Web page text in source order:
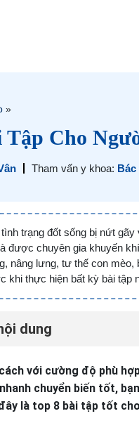
»
Tập Cho
Tham vấn y khoa:
trạng đốt sống bị nứt
được chuyên gia khuyến
nâng lưng, tư thế con
khi thực hiện bất kỳ bài tập
dung
với cường độ phù
chuyển biến tốt,
là top 8 bài tập tốt